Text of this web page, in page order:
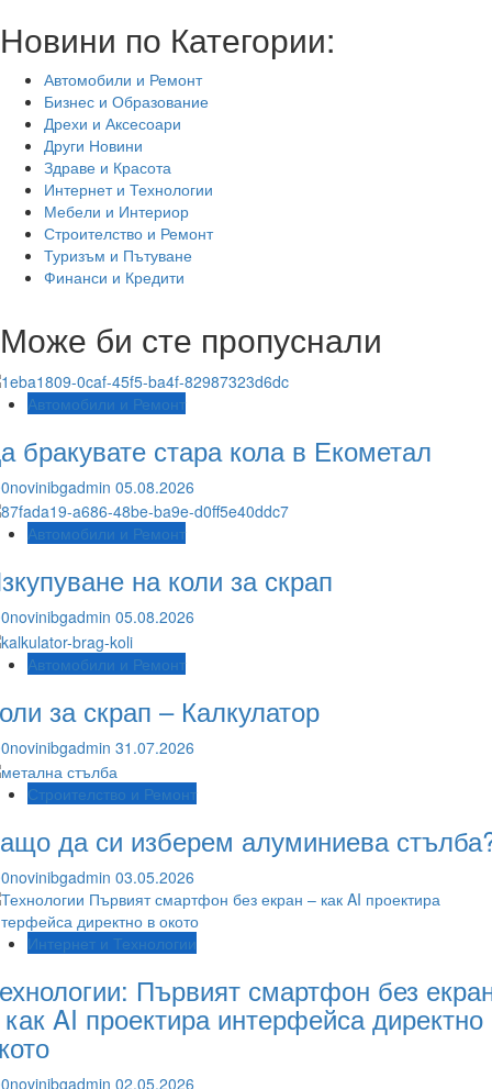
Новини по Категории:
Автомобили и Ремонт
Бизнес и Образование
Дрехи и Аксесоари
Други Новини
Здраве и Красота
Интернет и Технологии
Мебели и Интериор
Строителство и Ремонт
Туризъм и Пътуване
Финанси и Кредити
Може би сте пропуснали
Автомобили и Ремонт
бракувате стара кола в Екометал
05.08.2026
Автомобили и Ремонт
на коли за скрап
05.08.2026
Автомобили и Ремонт
за скрап – Калкулатор
31.07.2026
Строителство и Ремонт
да си изберем алуминиева
03.05.2026
Интернет и Технологии
Първият смартфон без
AI проектира интерфейса директно
02.05.2026